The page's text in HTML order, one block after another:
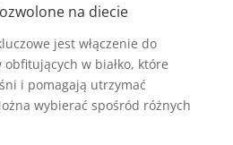
na diecie
jest włączenie do
w białko, które
i pomagają utrzymać
wybierać spośród różnych